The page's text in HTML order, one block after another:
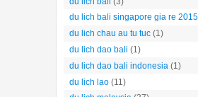
du lich bali (3)
du lich bali singapore gia re 2015
du lich chau au tu tuc (1)
du lich dao bali (1)
du lich dao bali indonesia (1)
du lich lao (11)